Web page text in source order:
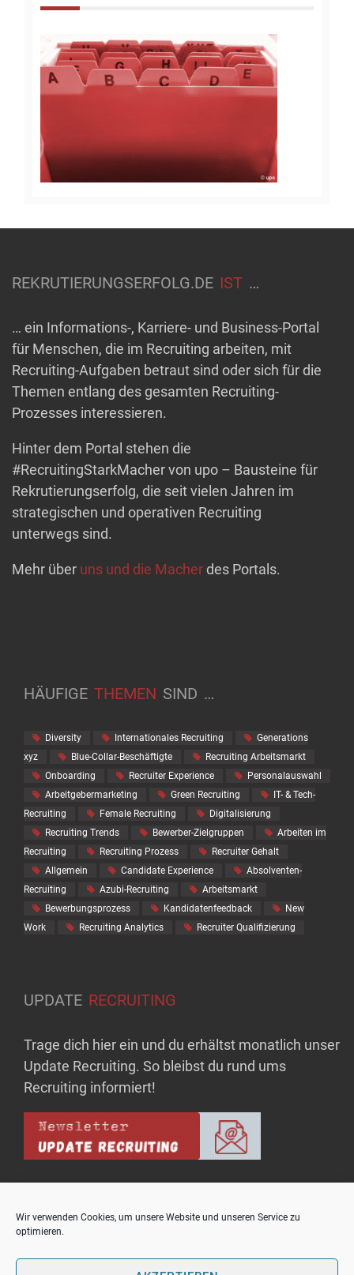
Wir verwenden Cookies, um unsere Website und unseren Service zu
optimieren.
REKRUTIERUNGSERFOLG.DE IST …
… ein Informations-, Karriere- und Business-Portal
für Menschen, die im Recruiting arbeiten, mit
Recruiting-Aufgaben betraut sind oder sich für die
Themen entlang des gesamten Recruiting-
Prozesses interessieren.
Hinter dem Portal stehen die
#RecruitingStarkMacher von upo – Bausteine für
Rekrutierungserfolg, die seit vielen Jahren im
strategischen und operativen Recruiting
unterwegs sind.
Mehr über uns und die Macherdes Portals.
HÄUFIGE THEMEN SIND …
Diversity Internationales Recruiting
Generations
xyz
Blue-Collar-Beschäftigte
Recruiting Arbeitsmarkt
Onboarding
Recruiter Experience
Personalauswahl
Arbeitgebermarketing
Green Recruiting
IT- & Tech-
Recruiting
Female Recruiting
Digitalisierung
Recruiting Trends
Bewerber-Zielgruppen
Arbeiten im
Recruiting
Recruiting Prozess
Recruiter Gehalt
Allgemein
Candidate Experience
Absolventen-
Recruiting
Azubi-Recruiting
Arbeitsmarkt
Bewerbungsprozess
Kandidatenfeedback
New
Work
Recruiting Analytics Recruiter Qualifizierung
UPDATE RECRUITING
Trage dich hier ein und du erhältst monatlich unser
Update Recruiting. So bleibst du rund ums
Recruiting informiert!
Copyright © upo - Bausteine für Rekrutierungserfolg
Theme: OnlineMag byeVisionThemes